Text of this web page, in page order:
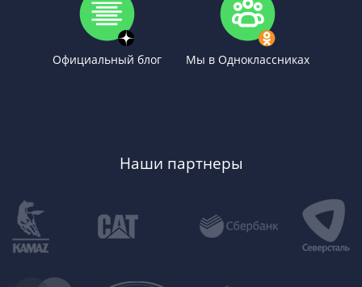
Официальный блог Мы в Одноклассниках
Наши партнеры